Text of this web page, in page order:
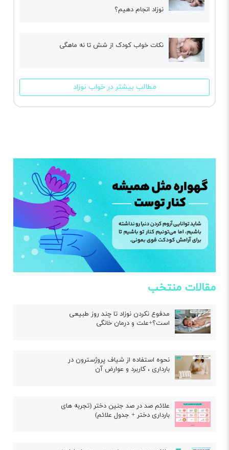
نوزاد انجام دهیم؟
نکات خواب کودک از شش تا نه ماهگی
مطالب بیشتر در خواب نوزاد
مقالات منتخب
مدفوع نکردن نوزاد تا چند روز طبیعی
است؟+علت و درمان خانگی
نحوه استفاده از شیاف پروژسترون در
بارداری ، کاربرد و عوارض آن
علائم صد در صد جنین دختر (تجربه های
بارداری دختر + جدول علائم)